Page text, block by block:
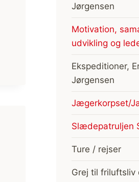
Jørgensen
Motivation,
udvikling og
Ekspeditioner,
Jørgensen
Jægerkorpset/
Slædepatruljen
Ture / rejser
Grej til friluftsliv